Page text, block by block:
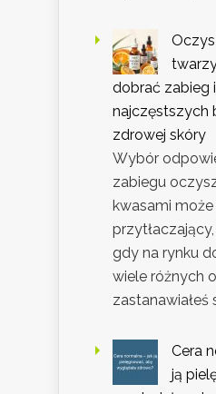
dobrać zabieg
najczęstszych
zdrowej skóry
Wybór
zabiegu
kwasami
gdy na rynku
wiele różnych
zastanawiałeś
Cera
ją